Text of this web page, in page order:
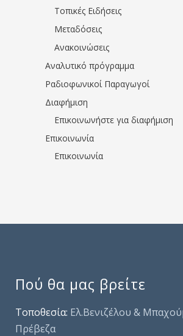
Τοπικές Ειδήσεις
Μεταδόσεις
Ανακοινώσεις
Αναλυτικό πρόγραμμα
Ραδιοφωνικοί Παραγωγοί
Διαφήμιση
Επικοινωνήστε για διαφήμιση
Επικοινωνία
Επικοινωνία
Πού θα μας βρείτε
Τοποθεσία: Ελ.Βενιζέλου &
Πρέβεζα